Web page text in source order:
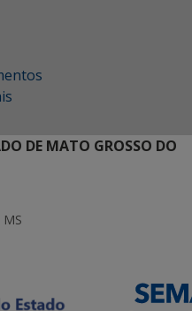
DE MATO GROSSO DO